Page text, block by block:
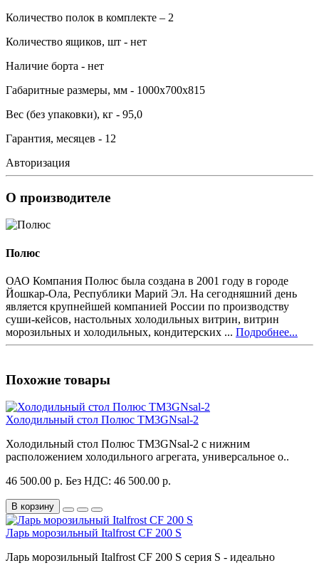
Количество полок в комплекте – 2
Количество ящиков, шт - нет
Наличие борта - нет
Габаритные размеры, мм - 1000х700х815
Вес (без упаковки), кг - 95,0
Гарантия, месяцев - 12
Авторизация
О производителе
Полюс
ОАО Компания Полюс была создана в 2001 году в городе
Йошкар-Ола, Республики Марий Эл. На сегодняшний день
является крупнейшей компанией России по производству
суши-кейсов, настольных холодильных витрин, витрин
морозильных и холодильных, кондитерских ... Подробнее...
Похожие товары
Холодильный стол Полюс TM3GNsal-2
Холодильный стол Полюс TM3GNsal-2 с нижним
расположением холодильного агрегата, универсальное о..
46 500.00 р. Без НДС: 46 500.00 р.
В корзину
Ларь морозильный Italfrost CF 200 S
Ларь морозильный Italfrost CF 200 S серия S - идеально